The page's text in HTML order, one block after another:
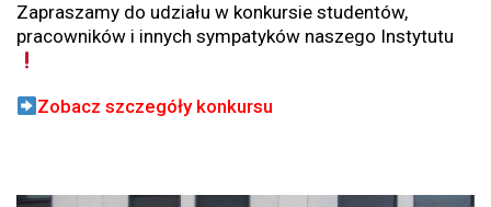
Zapraszamy do udziału w konkursie studentów,
pracowników i innych sympatyków naszego Instytutu
Zobacz szczegóły konkursu